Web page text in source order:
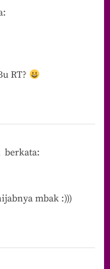
RT?
berkata:
mbak :)))